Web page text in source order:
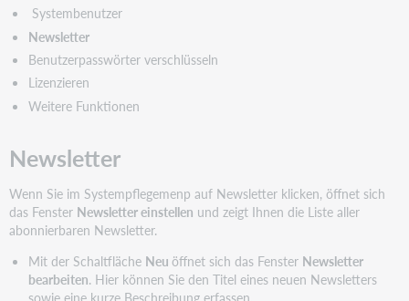
Systembenutzer
Newsletter
Benutzerpasswörter verschlüsseln
Lizenzieren
Weitere Funktionen
Newsletter
Wenn Sie im Systempflegemenp auf Newsletter klicken, öffnet sich
das Fenster Newsletter einstellen und zeigt Ihnen die Liste aller
abonnierbaren Newsletter.
Mit der Schaltfläche Neu öffnet sich das Fenster Newsletter
bearbeiten. Hier können Sie den Titel eines neuen Newsletters